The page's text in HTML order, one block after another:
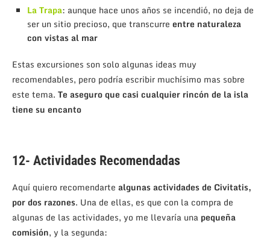
La Trapa: aunque hace unos años se incendió, no deja de
ser un sitio precioso, que transcurre entre naturaleza
con vistas al mar
Estas excursiones son solo algunas ideas muy
recomendables, pero podría escribir muchísimo mas sobre
este tema. Te aseguro que casi cualquier rincón de la isla
tiene su encanto
12- Actividades Recomendadas
Aquí quiero recomendarte algunas actividades de Civitatis,
por dos razones. Una de ellas, es que con la compra de
algunas de las actividades, yo me llevaría una pequeña
comisión, y la segunda: